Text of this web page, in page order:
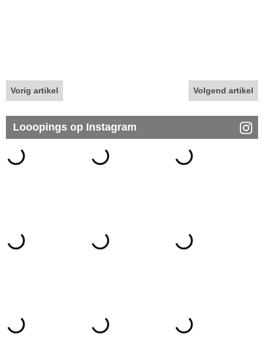
Vorig artikel Volgend artikel
Looopings op Instagram